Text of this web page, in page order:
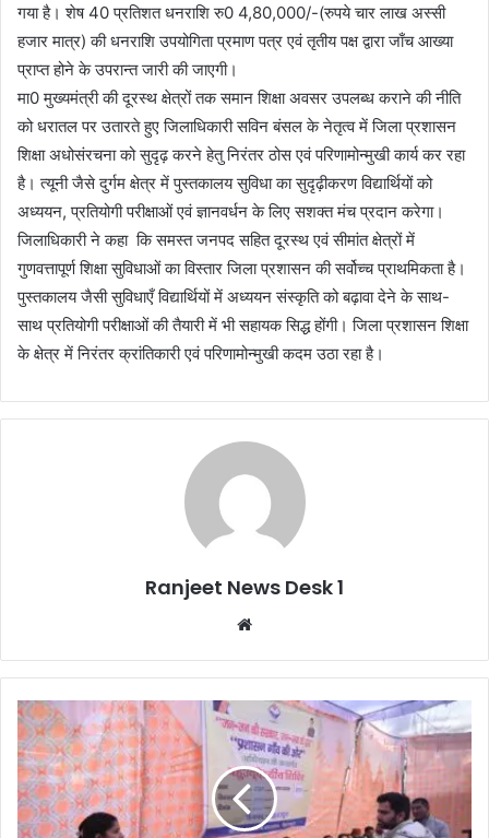
गया है। शेष 40 प्रतिशत धनराशि रु0 4,80,000/-(रुपये चार लाख अस्सी
हजार मात्र) की धनराशि उपयोगिता प्रमाण पत्र एवं तृतीय पक्ष द्वारा जाँच आख्या
प्राप्त होने के उपरान्त जारी की जाएगी।
मा0 मुख्यमंत्री की दूरस्थ क्षेत्रों तक समान शिक्षा अवसर उपलब्ध कराने की नीति
को धरातल पर उतारते हुए जिलाधिकारी सविन बंसल के नेतृत्व में जिला प्रशासन
शिक्षा अधोसंरचना को सुदृढ़ करने हेतु निरंतर ठोस एवं परिणामोन्मुखी कार्य कर रहा
है। त्यूनी जैसे दुर्गम क्षेत्र में पुस्तकालय सुविधा का सुदृढ़ीकरण विद्यार्थियों को
अध्ययन, प्रतियोगी परीक्षाओं एवं ज्ञानवर्धन के लिए सशक्त मंच प्रदान करेगा।
जिलाधिकारी ने कहा कि समस्त जनपद सहित दूरस्थ एवं सीमांत क्षेत्रों में
गुणवत्तापूर्ण शिक्षा सुविधाओं का विस्तार जिला प्रशासन की सर्वोच्च प्राथमिकता है।
पुस्तकालय जैसी सुविधाएँ विद्यार्थियों में अध्ययन संस्कृति को बढ़ावा देने के साथ-
साथ प्रतियोगी परीक्षाओं की तैयारी में भी सहायक सिद्ध होंगी। जिला प्रशासन शिक्षा
के क्षेत्र में निरंतर क्रांतिकारी एवं परिणामोन्मुखी कदम उठा रहा है।
Ranjeet News Desk 1
te